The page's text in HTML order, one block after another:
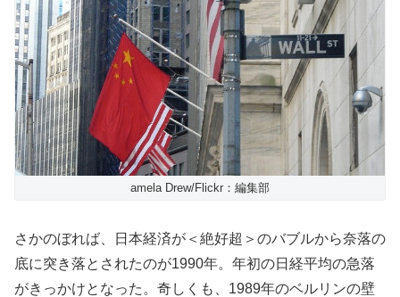
amela Drew/Flickr：編集部
さかのぼれば、日本経済が＜絶好超＞のバブルから奈落の
底に突き落とされたのが1990年。年初の日経平均の急落
がきっかけとなった。奇しくも、1989年のベルリンの壁